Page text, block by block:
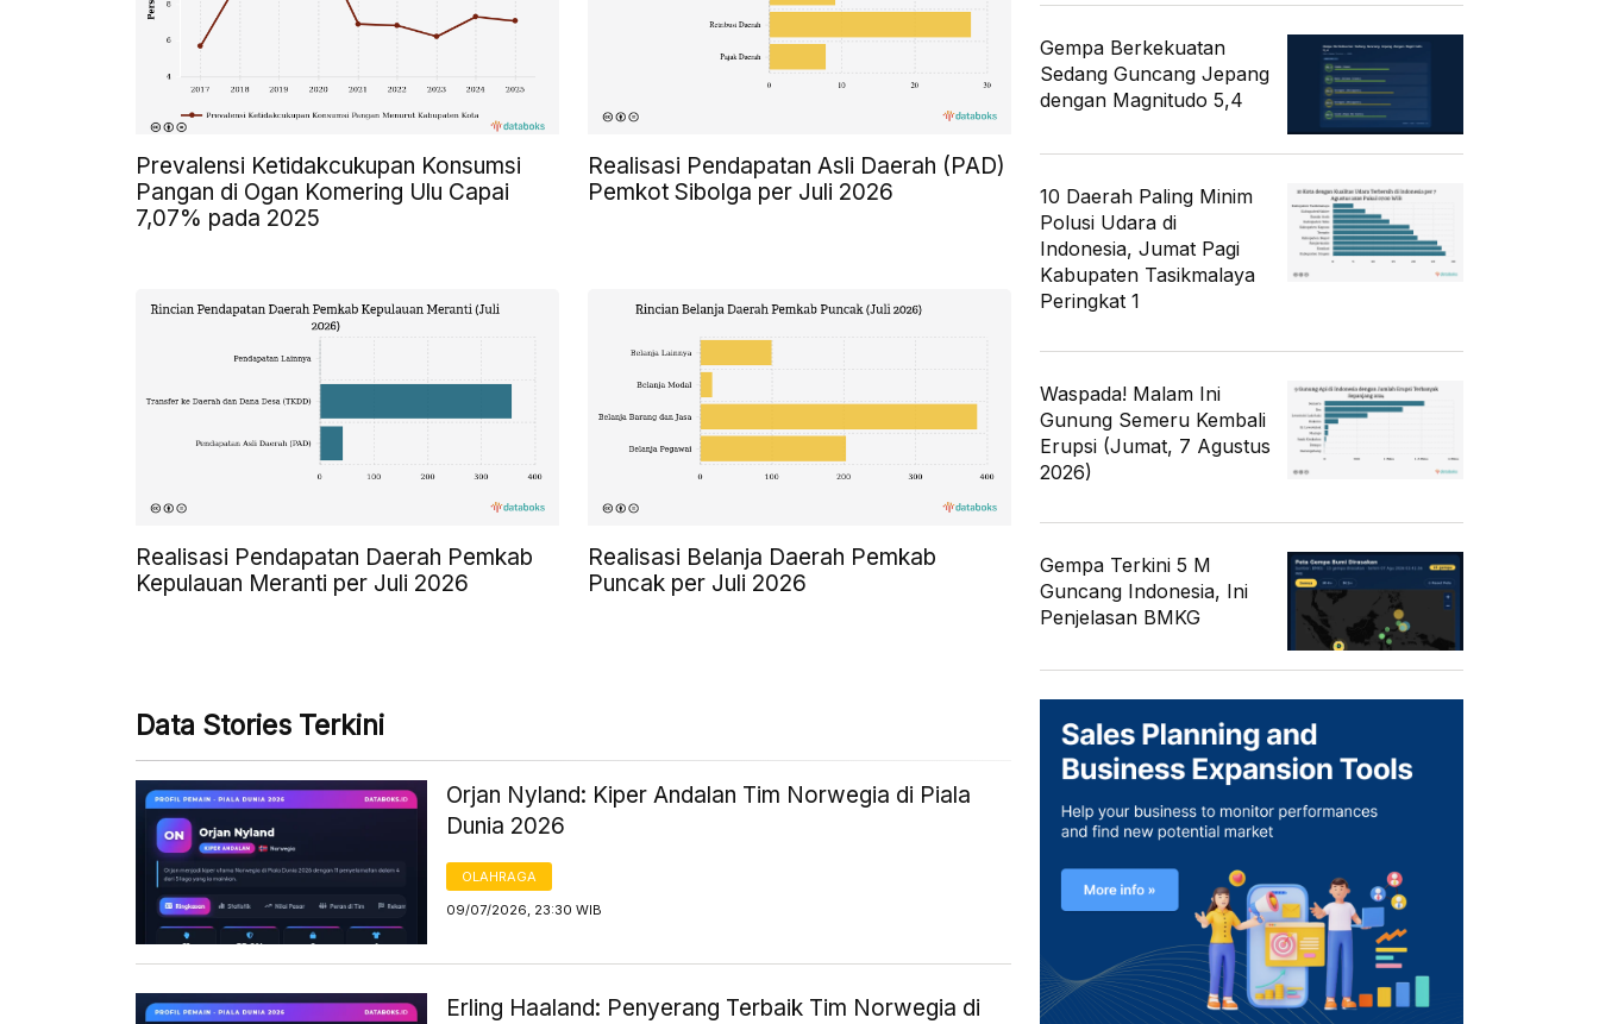
Prevalensi Ketidakcukupan Konsumsi
Pangan di Ogan Komering Ulu Capai
7,07% pada 2025
Realisasi Pendapatan Asli Daerah (PAD)
Pemkot Sibolga per Juli 2026
Realisasi Pendapatan Daerah Pemkab
Kepulauan Meranti per Juli 2026
Realisasi Belanja Daerah Pemkab
Puncak per Juli 2026
Data Stories Terkini
Orjan Nyland: Kiper Andalan Tim Norwegia di Piala
Dunia 2026
OLAHRAGA
09/07/2026, 23:30 WIB
Erling Haaland: Penyerang Terbaik Tim Norwegia di
Gempa Berkekuatan
Sedang Guncang Jepang
dengan Magnitudo 5,4
10 Daerah Paling Minim
Polusi Udara di
Indonesia, Jumat Pagi
Kabupaten Tasikmalaya
Peringkat 1
Waspada! Malam Ini
Gunung Semeru Kembali
Erupsi (Jumat, 7 Agustus
2026)
Gempa Terkini 5 M
Guncang Indonesia, Ini
Penjelasan BMKG